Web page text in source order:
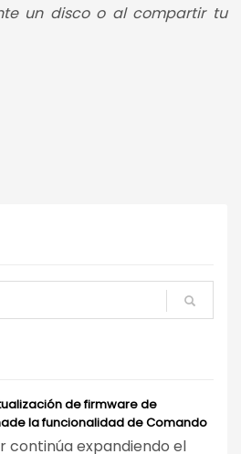
un disco o al compartir tu
de firmware de
la funcionalidad de Comando
continúa expandiendo el